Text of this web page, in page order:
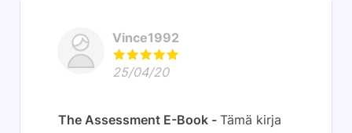
Vince1992
25/04/20
The Assessment E-Book
Tämä kirja